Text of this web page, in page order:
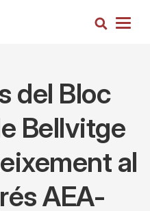
Cerca
del Bloc
Bellvitge
al
AEA-